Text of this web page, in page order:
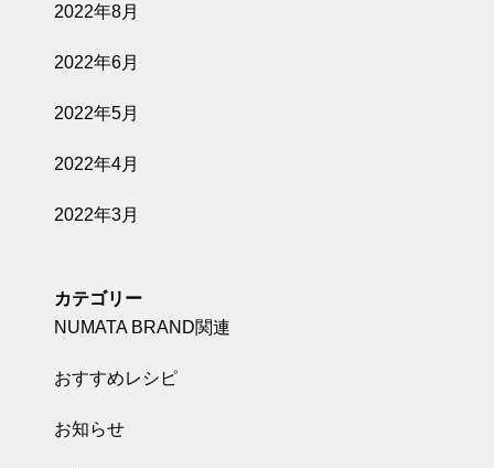
2022年8月
2022年6月
2022年5月
2022年4月
2022年3月
カテゴリー
NUMATA BRAND関連
おすすめレシピ
お知らせ